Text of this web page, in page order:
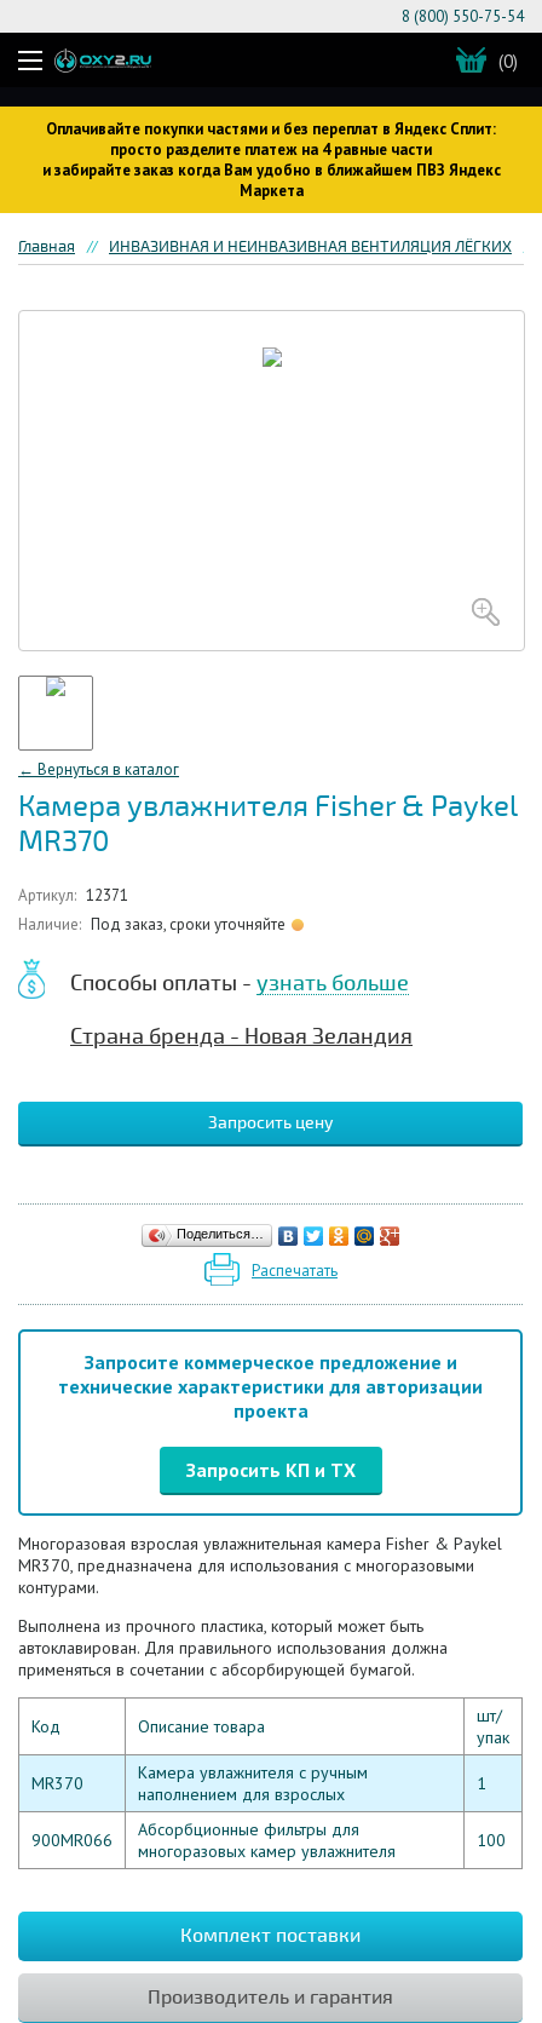
Оплачивайте покупки частями и без переплат в Яндекс Сплит:
просто разделите платеж на 4 равные части
и забирайте заказ когда Вам удобно в ближайшем ПВЗ Яндекс
Маркета
8 (800) 550-75-54
(0)
Главная ИНВАЗИВНАЯ И НЕИНВАЗИВНАЯ ВЕНТИЛЯЦИЯ ЛЁГКИХ
← Вернуться в каталог
Камера увлажнителя Fisher & Paykel
MR370
Артикул: 12371
Наличие: Под заказ, сроки уточняйте
Способы оплаты - узнать больше
Страна бренда - Новая Зеландия
Запросить цену
Поделиться…
Распечатать
Запросите коммерческое предложение и
технические характеристики для авторизации
проекта
Запросить КП и ТХ
Многоразовая взрослая увлажнительная камера Fisher & Paykel
MR370, предназначена для использования с многоразовыми
контурами.
Выполнена из прочного пластика, который может быть
автоклавирован. Для правильного использования должна
применяться в сочетании с абсорбирующей бумагой.
Код Описание товара
шт/
упак
MR370
Камера увлажнителя с ручным
наполнением для взрослых
1
900MR066
Абсорбционные фильтры для
многоразовых камер увлажнителя
100
Комплект поставки
Производитель и гарантия